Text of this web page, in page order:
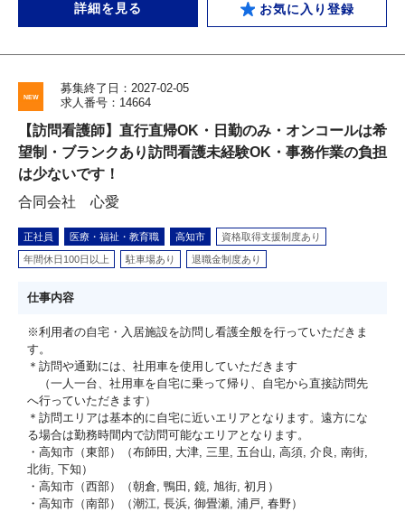
詳細を見る お気に入り登録
募集終了日：2027-02-05
求人番号：14664
【訪問看護師】直行直帰OK・日勤のみ・オンコールは希
望制・ブランクあり訪問看護未経験OK・事務作業の負担
は少ないです！
合同会社 心愛
正社員 医療・福祉・教育職 高知市 資格取得支援制度あり
年間休日100日以上 駐車場あり 退職金制度あり
仕事内容
※利用者の自宅・入居施設を訪問し看護全般を行っていただきま
す。
＊訪問や通勤には、社用車を使用していただきます
（一人一台、社用車を自宅に乗って帰り、自宅から直接訪問先
へ行っていただきます）
＊訪問エリアは基本的に自宅に近いエリアとなります。遠方にな
る場合は勤務時間内で訪問可能なエリアとなります。
・高知市（東部）（布師田, 大津, 三里, 五台山, 高須, 介良, 南街,
北街, 下知）
・高知市（西部）（朝倉, 鴨田, 鏡, 旭街, 初月）
・高知市（南部）（潮江, 長浜, 御畳瀬, 浦戸, 春野）